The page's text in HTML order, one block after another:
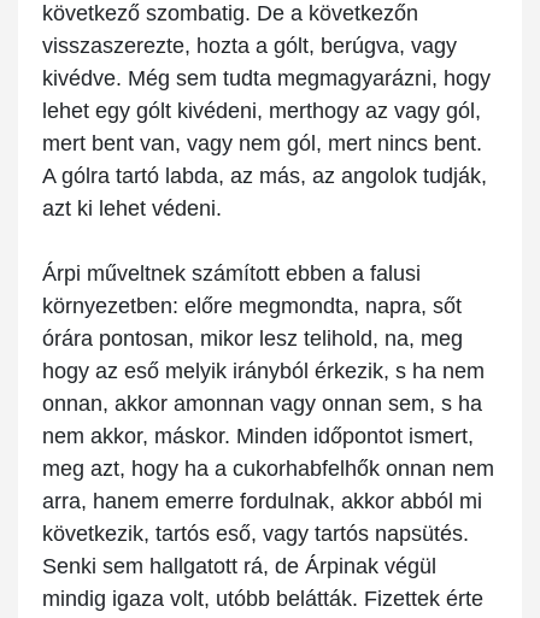
következő szombatig. De a következőn
visszaszerezte, hozta a gólt, berúgva, vagy
kivédve. Még sem tudta megmagyarázni, hogy
lehet egy gólt kivédeni, merthogy az vagy gól,
mert bent van, vagy nem gól, mert nincs bent.
A gólra tartó labda, az más, az angolok tudják,
azt ki lehet védeni.
Árpi műveltnek számított ebben a falusi
környezetben: előre megmondta, napra, sőt
órára pontosan, mikor lesz telihold, na, meg
hogy az eső melyik irányból érkezik, s ha nem
onnan, akkor amonnan vagy onnan sem, s ha
nem akkor, máskor. Minden időpontot ismert,
meg azt, hogy ha a cukorhabfelhők onnan nem
arra, hanem emerre fordulnak, akkor abból mi
következik, tartós eső, vagy tartós napsütés.
Senki sem hallgatott rá, de Árpinak végül
mindig igaza volt, utóbb belátták. Fizettek érte